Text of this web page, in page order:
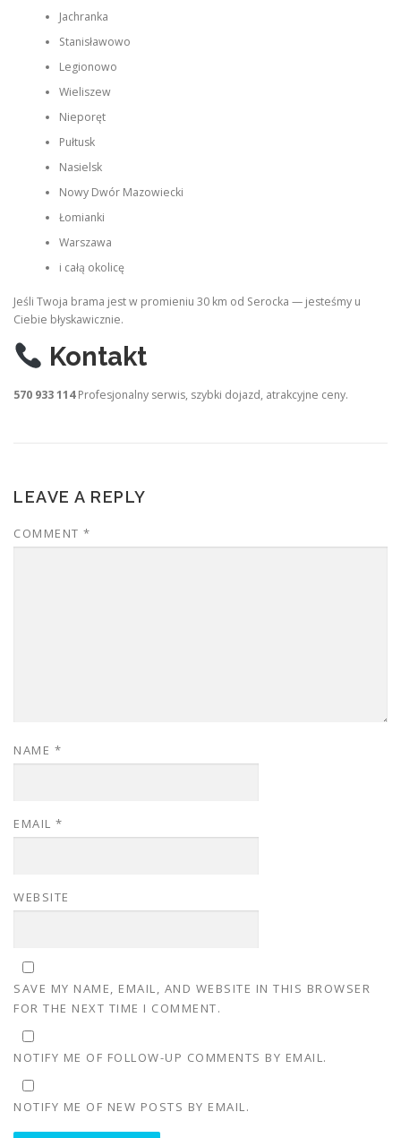
Jachranka
Stanisławowo
Legionowo
Wieliszew
Nieporęt
Pułtusk
Nasielsk
Nowy Dwór Mazowiecki
Łomianki
Warszawa
i całą okolicę
Jeśli Twoja brama jest w promieniu 30 km od Serocka — jesteśmy u
Ciebie błyskawicznie.
Kontakt
570 933 114Profesjonalny serwis, szybki dojazd, atrakcyjne ceny.
LEAVE A REPLY
COMMENT *
NAME *
EMAIL *
WEBSITE
SAVE MY NAME, EMAIL, AND WEBSITE IN THIS BROWSER
FOR THE NEXT TIME I COMMENT.
NOTIFY ME OF FOLLOW-UP COMMENTS BY EMAIL.
NOTIFY ME OF NEW POSTS BY EMAIL.